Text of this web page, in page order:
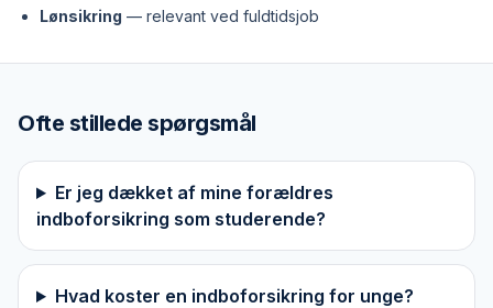
Lønsikring — relevant ved fuldtidsjob
Ofte stillede spørgsmål
Er jeg dækket af mine forældres
indboforsikring som studerende?
Hvad koster en indboforsikring for unge?